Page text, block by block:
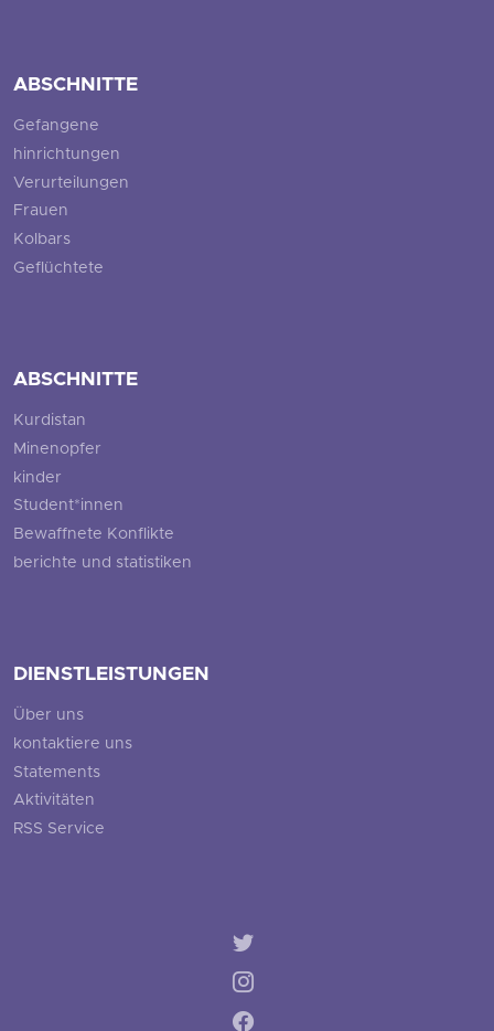
ABSCHNITTE
Gefangene
hinrichtungen
Verurteilungen
Frauen
Kolbars
Geflüchtete
ABSCHNITTE
Kurdistan
Minenopfer
kinder
Student*innen
Bewaffnete Konflikte
berichte und statistiken
DIENSTLEISTUNGEN
Über uns
kontaktiere uns
Statements
Aktivitäten
RSS Service